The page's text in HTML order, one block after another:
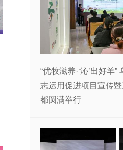
“优牧滋养·‘沁’出好羊
志运用促进项目宣传
都圆满举行